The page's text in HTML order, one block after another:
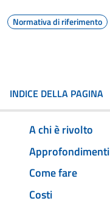
Normativa di riferimento
INDICE DELLA PAGINA
A chi è rivolto
Approfondimenti
Come fare
Costi